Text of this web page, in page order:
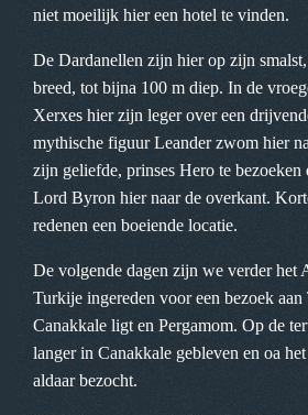
niet moeilijk hier een hotel te vinden.
De Dardanellen zijn hier op zijn
breed, tot bijna 100 m diep. In de
Xerxes hier zijn leger over een
mythische figuur Leander zwom hier
zijn geliefde, prinses Hero te
Lord Byron hier naar de overkant.
redenen een boeiende locatie.
De volgende dagen zijn we verder het
Turkije ingereden voor een bezoek
Canakkale ligt en Pergamom. Op de
langer in Canakkale gebleven en oa
aldaar bezocht.